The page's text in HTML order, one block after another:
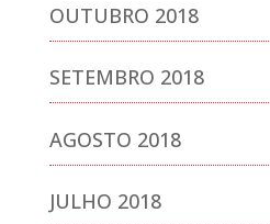
OUTUBRO 2018
SETEMBRO 2018
AGOSTO 2018
JULHO 2018